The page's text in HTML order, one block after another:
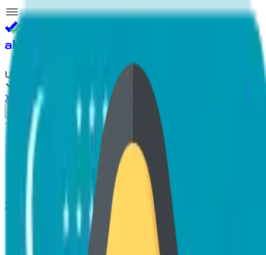
UZ
Xatolar va takliflar
Kirish
Bosh sahifa
Mavzuli test
Blok test
Oliygohlar
Xatolar va takliflar